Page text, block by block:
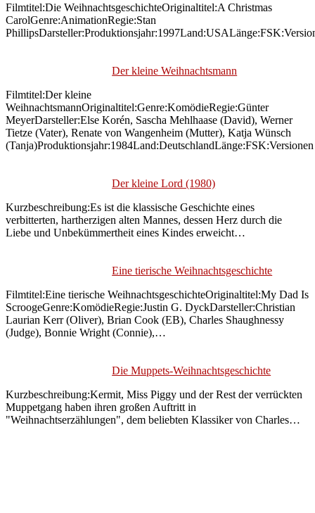
Filmtitel:Die WeihnachtsgeschichteOriginaltitel:A Christmas
CarolGenre:AnimationRegie:Stan
Der kleine Weihnachtsmann
Filmtitel:Der kleine
WeihnachtsmannOriginaltitel:Genre:KomödieRegie:Günter
MeyerDarsteller:Else Korén, Sascha Mehlhaase (David), Werner
Tietze (Vater), Renate von Wangenheim (Mutter), Katja Wünsch
(Tanja)Produktionsjahr:1984Land:DeutschlandLänge:FSK:Versionen
Der kleine Lord (1980)
Kurzbeschreibung:Es ist die klassische Geschichte eines
verbitterten, hartherzigen alten Mannes, dessen Herz durch die
Liebe und Unbekümmertheit eines Kindes erweicht…
Eine tierische Weihnachtsgeschichte
Filmtitel:Eine tierische WeihnachtsgeschichteOriginaltitel:My Dad Is
ScroogeGenre:KomödieRegie:Justin G. DyckDarsteller:Christian
Laurian Kerr (Oliver), Brian Cook (EB), Charles Shaughnessy
(Judge), Bonnie Wright (Connie),…
Die Muppets-Weihnachtsgeschichte
Kurzbeschreibung:Kermit, Miss Piggy und der Rest der verrückten
Muppetgang haben ihren großen Auftritt in
"Weihnachtserzählungen", dem beliebten Klassiker von Charles…